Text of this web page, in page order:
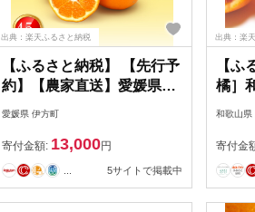
出典：楽天ふるさと納税
【ふるさと納税】 【先行予
約】【農家直送】愛媛県産
はるみ 贈答用 4.5kg（2027
発送予定） IKTC009
愛媛県 伊方町
寄付金額: 13,000円
5サイトで掲載中
出典：楽
【ふ
橘］
レン
物 く
すめ
和歌山県
寄付金